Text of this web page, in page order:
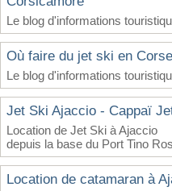
Le blog d'informations
Où faire du jet ski en Corse
Le blog d'informations
Jet Ski Ajaccio - Cappaï
Location de Jet Ski à Ajaccio
depuis la base du Port Tino
Location de catamaran à